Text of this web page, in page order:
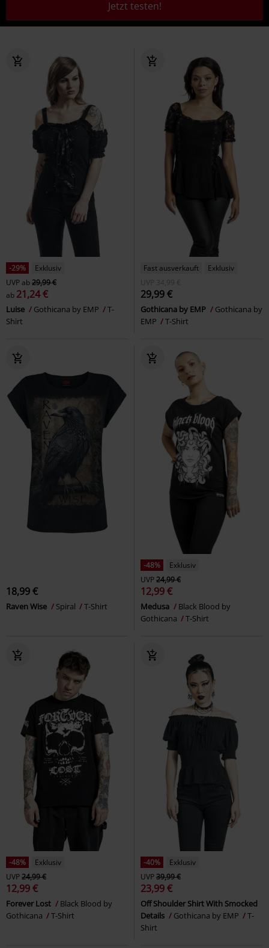
Jetzt testen!
-29%
Exklusiv
UVPab29,99 €
ab 21,24 €
Luise Gothicana by EMP
T-
Shirt
Fast ausverkauft
Exklusiv
UVP
34,99 €
29,99 €
Gothicana by EMP
Gothicana by
EMP
T-Shirt
18,99 €
Raven Wise Spiral T-Shirt
-48%
Exklusiv
UVP24,99 €
12,99 €
Medusa
Black Blood by
Gothicana
T-Shirt
-48%
Exklusiv
UVP24,99 €
12,99 €
Forever Lost
Black Blood by
Gothicana
T-Shirt
-40%
Exklusiv
UVP39,99 €
23,99 €
Off Shoulder Shirt With Smocked
Details
Gothicana by EMP
T-
Shirt